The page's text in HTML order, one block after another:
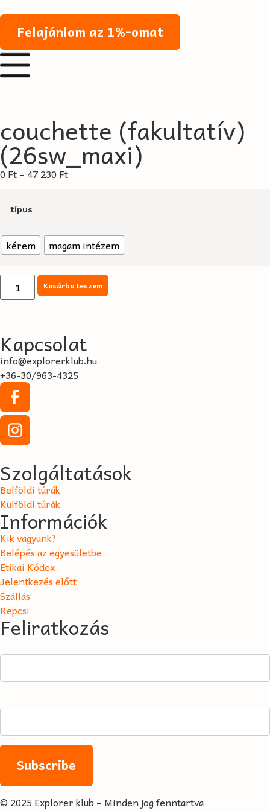
Felajánlom az 1%-omat
couchette (fakultatív)
(26sw_maxi)
0Ft– 47 230 Ft
típus
kérem magam intézem
Kosárba teszem
Kapcsolat
info@explorerklub.hu
+36-30/963-4325
Szolgáltatások
Belföldi túrák
Külföldi túrák
Információk
Kik vagyunk?
Belépés az egyesületbe
Etikai Kódex
Jelentkezés előtt
Szállás
Repcsi
Feliratkozás
© 2025 Explorer klub – Minden jog fenntartva